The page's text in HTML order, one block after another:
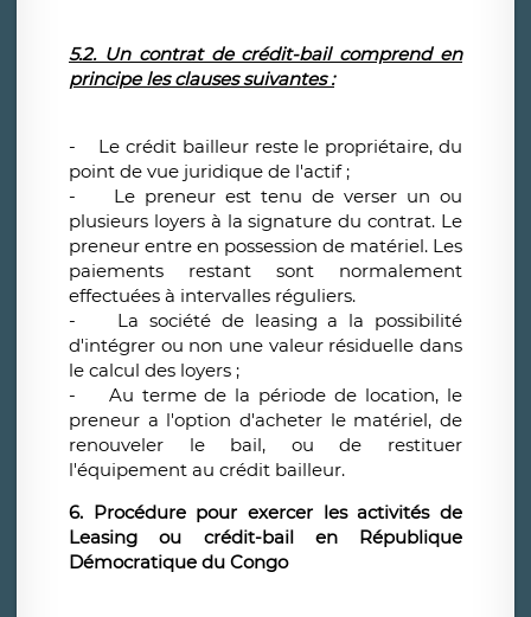
5.2. Un contrat de crédit-bail comprend en
principe les clauses suivantes :
- Le crédit bailleur reste le propriétaire, du
point de vue juridique de l'actif ;
- Le preneur est tenu de verser un ou
plusieurs loyers à la signature du contrat. Le
preneur entre en possession de matériel. Les
paiements restant sont normalement
effectuées à intervalles réguliers.
- La société de leasing a la possibilité
d'intégrer ou non une valeur résiduelle dans
le calcul des loyers ;
- Au terme de la période de location, le
preneur a l'option d'acheter le matériel, de
renouveler le bail, ou de restituer
l'équipement au crédit bailleur.
6. Procédure pour exercer les activités de
Leasing ou crédit-bail en République
Démocratique du Congo